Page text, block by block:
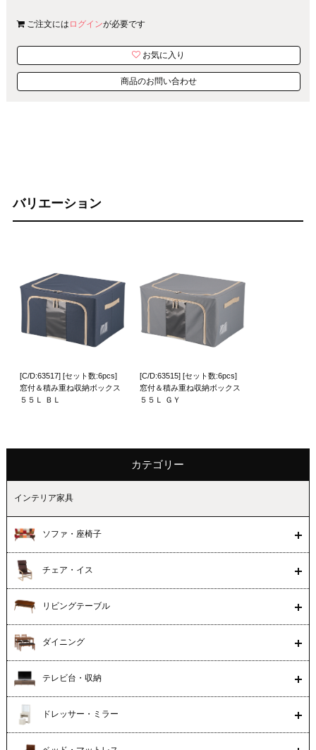
ご注文には ログインが必要です
お気に入り
商品のお問い合わせ
バリエーション
[C/D:63517] [セット数:6pcs]
窓付＆積み重ね収納ボックス
５５Ｌ ＢＬ
[C/D:63515] [セット数:6pcs]
窓付＆積み重ね収納ボックス
５５Ｌ ＧＹ
カテゴリー
インテリア家具
ソファ・座椅子
チェア・イス
リビングテーブル
ダイニング
テレビ台・収納
ドレッサー・ミラー